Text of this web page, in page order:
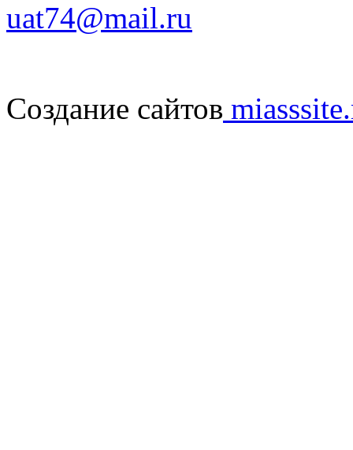
uat74@mail.ru
Создание сайтов